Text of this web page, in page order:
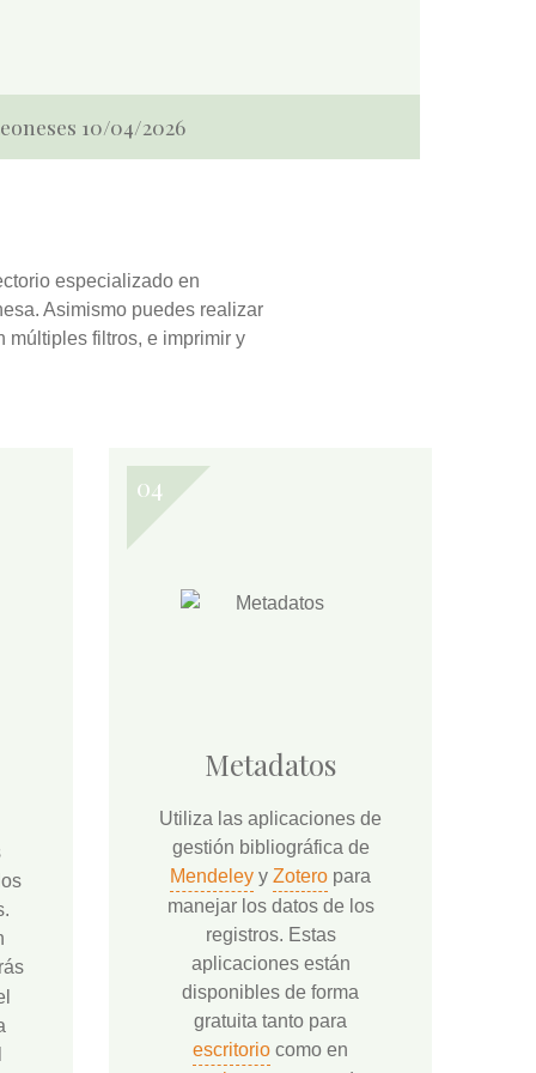
10/04/2026
especializado en
Asimismo puedes realizar
múltiples filtros, e imprimir y
Metadatos
Utiliza las aplicaciones de
gestión bibliográfica de
Mendeley y Zotero para
manejar los datos de los
registros. Estas
aplicaciones están
disponibles de forma
gratuita tanto para
escritorio como en